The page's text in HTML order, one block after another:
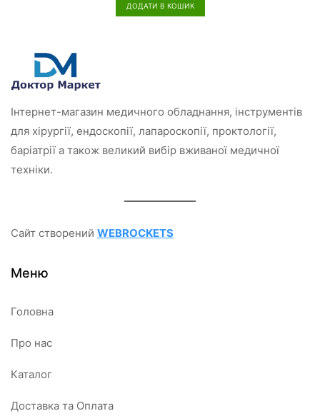
н
ДОДАТИ В КОШИК
Інтернет-магазин медичного обладнання, інструментів
для хірургії, ендоскопії, лапароскопії, проктології,
баріатрії а також великий вибір вживаної медичної
техніки.
Сайт створений WEBROCKETS
Меню
Головна
Про нас
Каталог
Доставка та Оплата